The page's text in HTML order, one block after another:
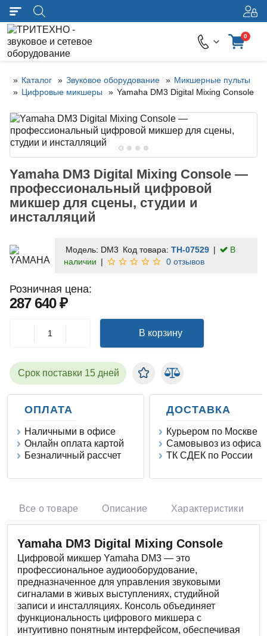
0
Каталог Звуковое оборудование
Микшерные пульты
Цифровые микшеры
Yamaha DM3 Digital Mixing Console
Yamaha DM3 Digital Mixing Console —
профессиональный цифровой
микшер для сцены, студии и
инсталляций
Модель: DM3 Код товара: TH-07529
В
наличии
0 отзывов
Розничная цена:
287 640 ₽
В корзину
Срок поставки 15 дней
ОПЛАТА
Наличными в офисе
Онлайн оплата картой
Безналичный рассчет
ДОСТАВКА
Курьером по Москве
Самовывоз из офиса
ТК СДЕК по России
Все о товаре Описание Характеристики
Yamaha DM3 Digital Mixing Console
Цифровой микшер Yamaha DM3 — это
профессиональное аудиооборудование,
предназначенное для управления звуковыми
сигналами в живых выступлениях, студийной
записи и инсталляциях. Консоль объединяет
функциональность цифрового микшера с
интуитивно понятным интерфейсом, обеспечивая